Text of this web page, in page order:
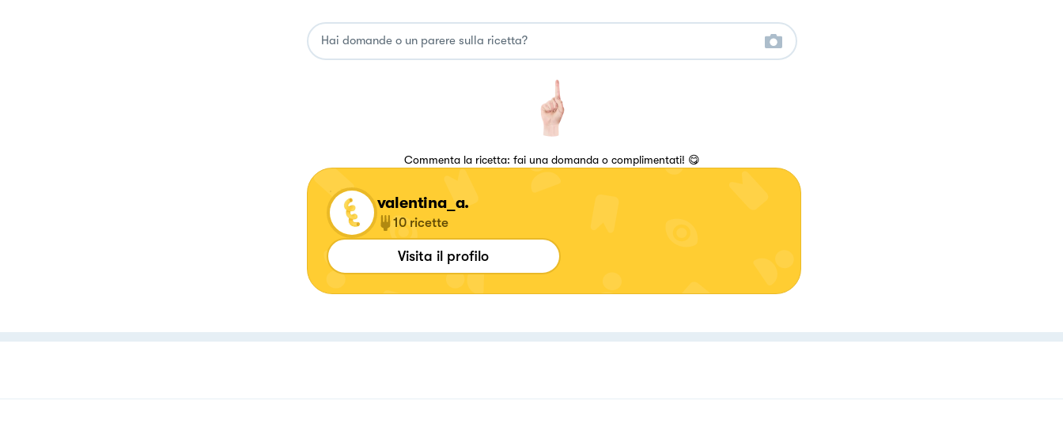
Commenta la ricetta: fai una domanda o complimentati! 😋
valentina_a.
10 ricette
Visita il profilo